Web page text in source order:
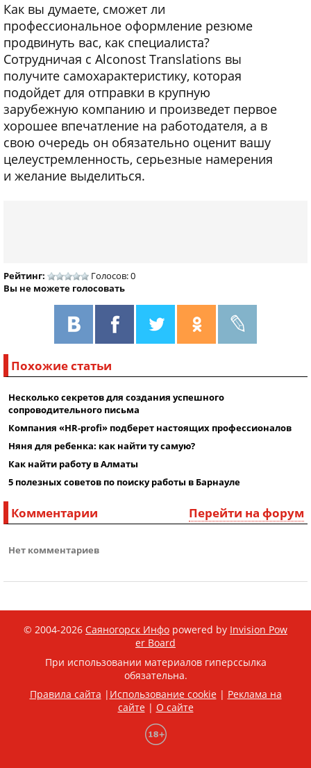
Как вы думаете, сможет ли
профессиональное оформление резюме
продвинуть вас, как специалиста?
Сотрудничая с Alconost Translations вы
получите самохарактеристику, которая
подойдет для отправки в крупную
зарубежную компанию и произведет первое
хорошее впечатление на работодателя, а в
свою очередь он обязательно оценит вашу
целеустремленность, серьезные намерения
и желание выделиться.
Рейтинг:
Голосов: 0
Вы не можете голосовать
Похожие статьи
Несколько секретов для создания успешного
сопроводительного письма
Компания «HR-profi» подберет настоящих профессионалов
Няня для ребенка: как найти ту самую?
Как найти работу в Алматы
5 полезных советов по поиску работы в Барнауле
Перейти на форум
Комментарии
Нет комментариев
© 2004-2026 Саяногорск Инфо powered by Invision Pow
er Board
При использовании материалов гиперссылка
обязательна.
Правила сайта | Использование cookie| Реклама на
сайте| О сайте